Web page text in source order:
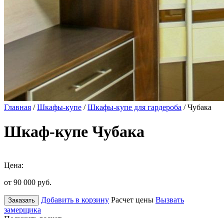
Главная /Шкафы-купе /Шкафы-купе для гардероба / Чубака
Шкаф-купе Чубака
Цена:
от 90 000 руб.
Заказать Добавить в корзину Расчет цены Вызвать
замерщика